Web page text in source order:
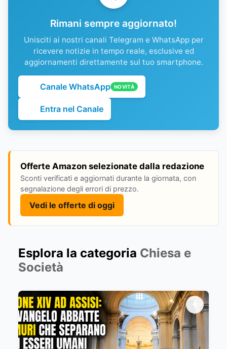
Rimani sempre aggiornato!
Unisciti ai nostri canali Telegram e WhatsApp per
ricevere notizie in tempo reale, esclusive ed
aggiornamenti direttamente sul tuo smartphone.
Canale WhatsApp NOVITÀ
Entra nel Canale
Offerte Amazon selezionate dalla redazione
Sconti verificati e aggiornati durante la giornata, con
segnalazione degli errori di prezzo.
Vedi le offerte di oggi
Esplora la categoria Chiesa e
Società